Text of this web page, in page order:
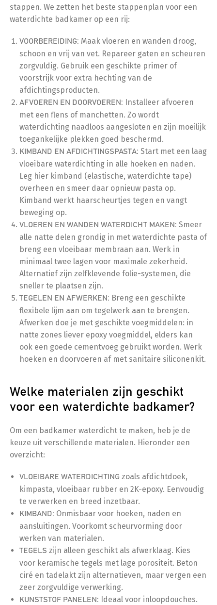
stappen. We zetten het beste stappenplan voor een
waterdichte badkamer op een rij:
VOORBEREIDING: Maak vloeren en wanden droog,
schoon en vrij van vet. Repareer gaten en scheuren
zorgvuldig. Gebruik een geschikte primer of
voorstrijk voor extra hechting van de
afdichtingsproducten.
AFVOEREN EN DOORVOEREN: Installeer afvoeren
met een flens of manchetten. Zo wordt
waterdichting naadloos aangesloten en zijn moeilijk
toegankelijke plekken goed beschermd.
KIMBAND EN AFDICHTINGSPASTA: Start met een laag
vloeibare waterdichting in alle hoeken en naden.
Leg hier kimband (elastische, waterdichte tape)
overheen en smeer daar opnieuw pasta op.
Kimband werkt haarscheurtjes tegen en vangt
beweging op.
VLOEREN EN WANDEN WATERDICHT MAKEN: Smeer
alle natte delen grondig in met waterdichte pasta of
breng een vloeibaar membraan aan. Werk in
minimaal twee lagen voor maximale zekerheid.
Alternatief zijn zelfklevende folie-systemen, die
sneller te plaatsen zijn.
TEGELEN EN AFWERKEN: Breng een geschikte
flexibele lijm aan om tegelwerk aan te brengen.
Afwerken doe je met geschikte voegmiddelen: in
natte zones liever epoxy voegmiddel, elders kan
ook een goede cementvoeg gebruikt worden. Werk
hoeken en doorvoeren af met sanitaire siliconenkit.
Welke materialen zijn geschikt
voor een waterdichte badkamer?
Om een badkamer waterdicht te maken, heb je de
keuze uit verschillende materialen. Hieronder een
overzicht:
VLOEIBARE WATERDICHTING zoals afdichtdoek,
kimpasta, vloeibaar rubber en 2K-epoxy. Eenvoudig
te verwerken en breed inzetbaar.
KIMBAND: Onmisbaar voor hoeken, naden en
aansluitingen. Voorkomt scheurvorming door
werken van materialen.
TEGELS zijn alleen geschikt als afwerklaag. Kies
voor keramische tegels met lage porositeit. Beton
ciré en tadelakt zijn alternatieven, maar vergen een
zeer zorgvuldige verwerking.
KUNSTSTOF PANELEN: Ideaal voor inloopdouches.